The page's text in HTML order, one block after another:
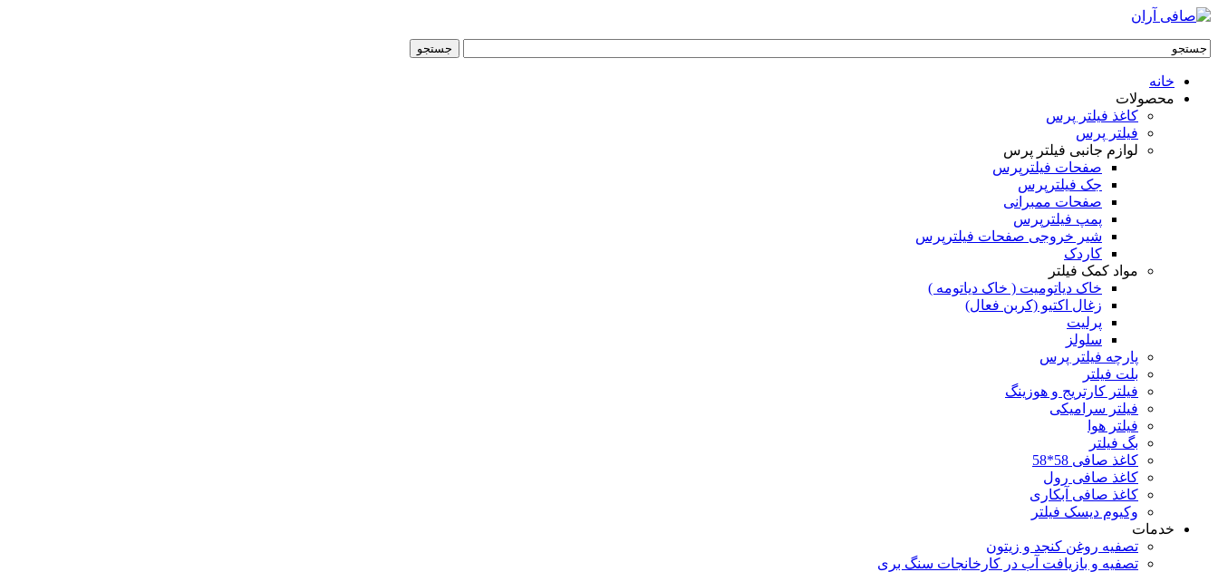
خانه
محصولات
کاغذ فیلتر پرس
فیلتر پرس
لوازم جانبی فیلتر پرس
صفحات فیلترپرس
جک فیلترپرس
صفحات ممبرانی
پمپ فیلترپرس
شیر خروجی صفحات فیلترپرس
کاردک
مواد کمک فیلتر
خاک دیاتومیت ( خاک دیاتومه )
زغال اکتیو (کربن فعال)
پرلیت
سلولز
پارچه فیلتر پرس
بلت فیلتر
فیلتر کارتریج و هوزینگ
فیلتر سرامیکی
فیلتر هوا
بگ فیلتر
کاغذ صافی 58*58
کاغذ صافی رول
کاغذ صافی آبکاری
وکیوم دیسک فیلتر
خدمات
تصفیه روغن کنجد و زیتون
تصفیه و بازیافت آب در کارخانجات سنگ بری